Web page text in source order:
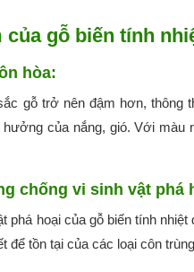
của gỗ biến tính
hòa:
gỗ trở nên đậm hơn, thông
của nắng, gió. Với
chống vi sinh vật phá
phá hoại của gỗ biến tính
để tồn tại của các loại côn